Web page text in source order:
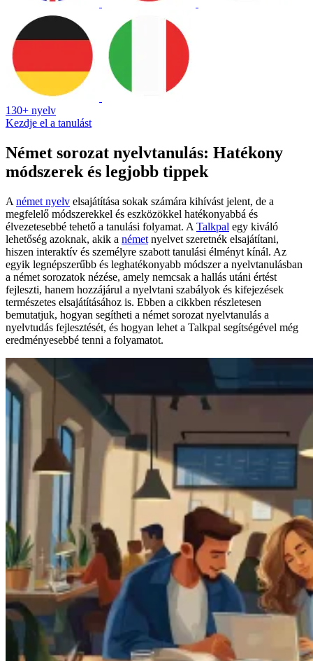
130+ nyelv
Kezdje el a tanulást
Német sorozat nyelvtanulás: Hatékony
módszerek és legjobb tippek
A német nyelv elsajátítása sokak számára kihívást jelent, de a
megfelelő módszerekkel és eszközökkel hatékonyabbá és
élvezetesebbé tehető a tanulási folyamat. A Talkpal egy kiváló
lehetőség azoknak, akik a német nyelvet szeretnék elsajátítani,
hiszen interaktív és személyre szabott tanulási élményt kínál. Az
egyik legnépszerűbb és leghatékonyabb módszer a nyelvtanulásban
a német sorozatok nézése, amely nemcsak a hallás utáni értést
fejleszti, hanem hozzájárul a nyelvtani szabályok és kifejezések
természetes elsajátításához is. Ebben a cikkben részletesen
bemutatjuk, hogyan segítheti a német sorozat nyelvtanulás a
nyelvtudás fejlesztését, és hogyan lehet a Talkpal segítségével még
eredményesebbé tenni a folyamatot.